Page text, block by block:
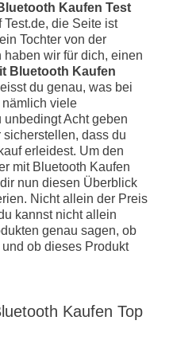
Kaufen Test
die Seite ist
Tochter von der
haben wir für dich, einen
Bluetooth Kaufen
du genau, was bei
viele
Acht geben
dass du
erleidest. Um den
mit Bluetooth Kaufen
nun diesen Überblick
Nicht allein der Preis
kannst nicht allein
genau sagen, ob
ob dieses Produkt
Kaufen Top